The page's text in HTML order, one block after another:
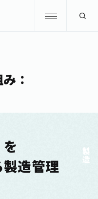
：
製造
を
造管理